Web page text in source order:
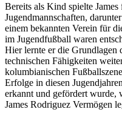
Bereits als Kind spielte James
Jugendmannschaften,
einem bekannten Verein für
im Jugendfußball waren
Hier lernte er die Grundlagen
technischen Fähigkeiten
kolumbianischen
Erfolge in diesen
erkannt und gefördert wurde,
James Rodriguez Vermögen